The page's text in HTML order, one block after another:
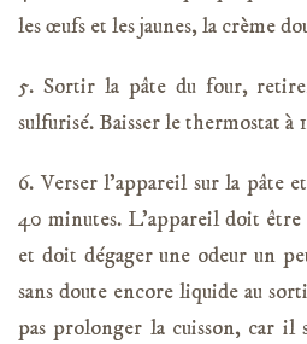
les œufs et les jaunes, la crème
5. Sortir la pâte du four,
sulfurisé. Baisser le thermostat à
6. Verser l’appareil sur la pâte
40 minutes. L’appareil doit
et doit dégager une odeur un
sans doute encore liquide au
pas prolonger la cuisson, car il